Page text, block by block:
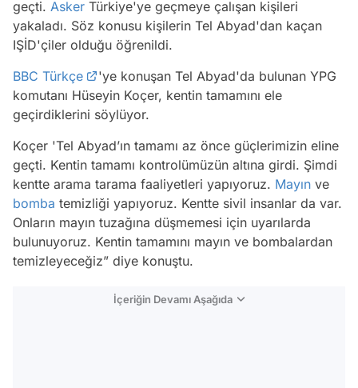
geçti. Asker Türkiye'ye geçmeye çalışan kişileri
yakaladı. Söz konusu kişilerin Tel Abyad'dan kaçan
IŞİD'çiler olduğu öğrenildi.
BBC Türkçe
'ye konuşan Tel Abyad'da bulunan YPG
komutanı Hüseyin Koçer, kentin tamamını ele
geçirdiklerini söylüyor.
Koçer 'Tel Abyad’ın tamamı az önce güçlerimizin eline
geçti. Kentin tamamı kontrolümüzün altına girdi. Şimdi
kentte arama tarama faaliyetleri yapıyoruz. Mayın ve
bomba temizliği yapıyoruz. Kentte sivil insanlar da var.
Onların mayın tuzağına düşmemesi için uyarılarda
bulunuyoruz. Kentin tamamını mayın ve bombalardan
temizleyeceğiz” diye konuştu.
İçeriğin Devamı Aşağıda